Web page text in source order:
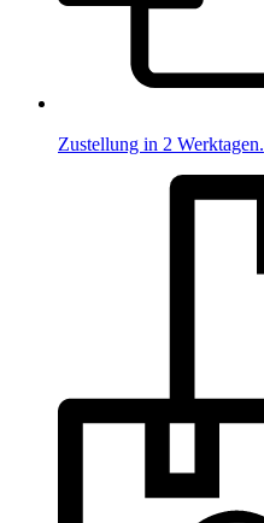
Zustellung in 2 Werktagen.